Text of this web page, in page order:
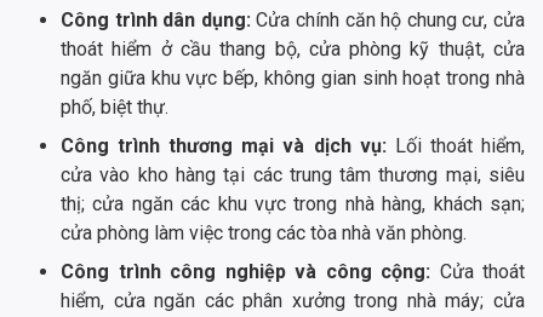
Công trình dân dụng:Cửa chính căn hộ chung cư, cửa
thoát hiểm ở cầu thang bộ, cửa phòng kỹ thuật, cửa
ngăn giữa khu vực bếp, không gian sinh hoạt trong nhà
phố, biệt thự.
Công trình thương mại và dịch vụ: Lối thoát hiểm,
cửa vào kho hàng tại các trung tâm thương mại, siêu
thị; cửa ngăn các khu vực trong nhà hàng, khách sạn;
cửa phòng làm việc trong các tòa nhà văn phòng.
Công trình công nghiệp và công cộng: Cửa thoát
hiểm, cửa ngăn các phân xưởng trong nhà máy; cửa